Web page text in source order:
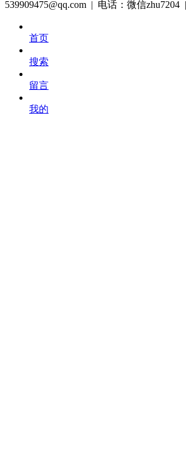
539909475@qq.com | 电话：微信zhu7204 |
首页
搜索
留言
我的